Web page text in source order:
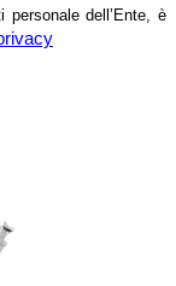
personale dell’Ente, è